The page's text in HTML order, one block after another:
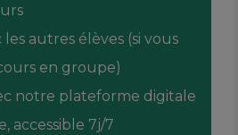
les autres élèves (si vous
en groupe)
notre plateforme digitale
accessible 7j/7